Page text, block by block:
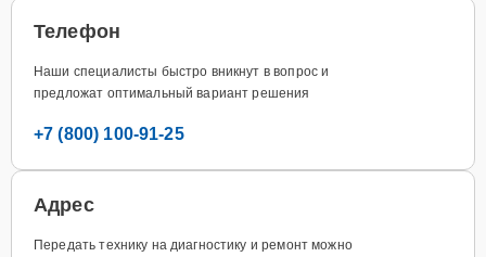
Телефон
Наши специалисты быстро вникнут в вопрос и
предложат оптимальный вариант решения
+7 (800) 100-91-25
Адрес
Передать технику на диагностику и ремонт можно